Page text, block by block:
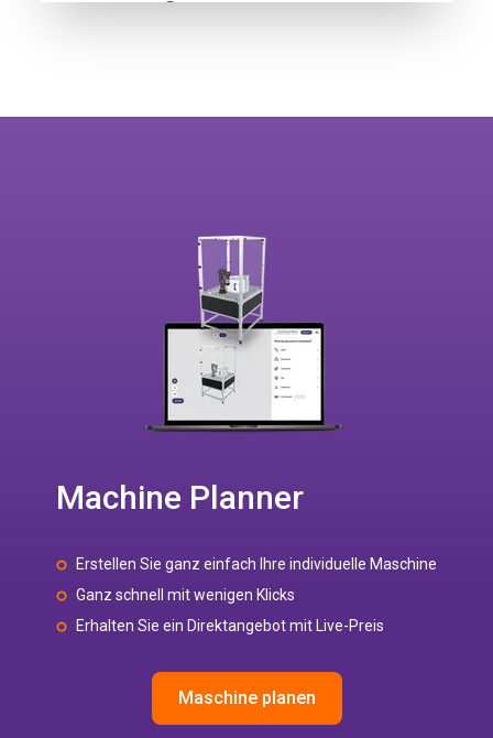
Machine Planner
Erstellen Sie ganz einfach Ihre individuelle Maschine
Ganz schnell mit wenigen Klicks
Erhalten Sie ein Direktangebot mit Live-Preis
Maschine planen